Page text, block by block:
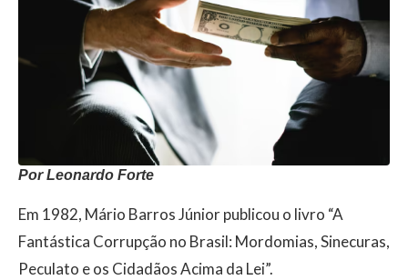
Por Leonardo Forte
Em 1982, Mário Barros Júnior publicou o livro “A
Fantástica Corrupção no Brasil: Mordomias, Sinecuras,
Peculato e os Cidadãos Acima da Lei”.